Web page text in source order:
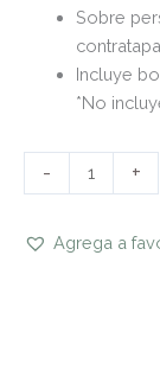
Sobre
contratapa
Incluye
*No
- +
Agrega a